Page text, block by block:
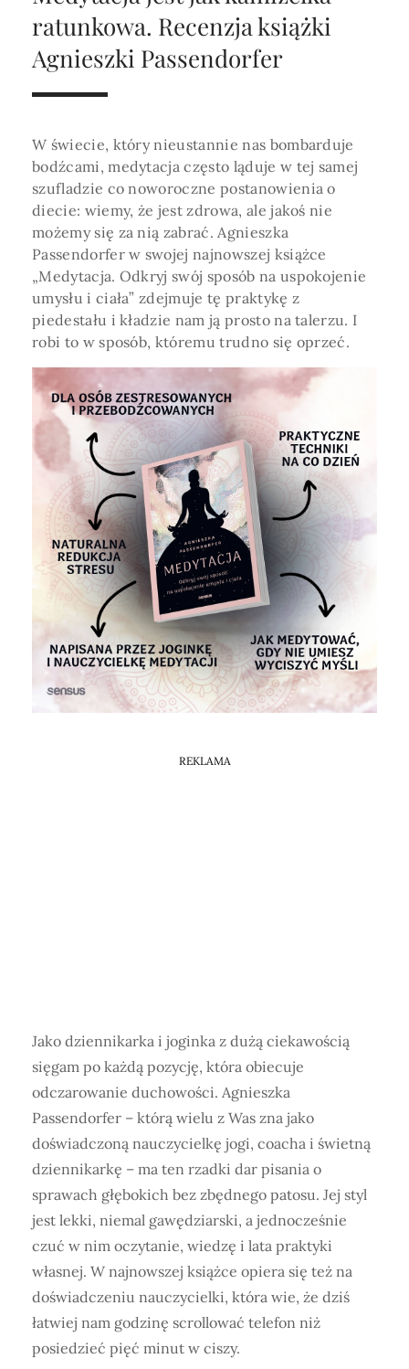
Horoskop Roczny 2026
Horoskop Miłosny
Horoskop Zdrowotny
Horoskop Numerologiczny
Horoskop Numerologiczny na 2026
Horoskop Ziołowy
Horoskop Chiński 2026
Horoskop Egipski
Horoskop Słowiański
Horoskop Mongolski
Magia
Amulety i talizmany
Niezwykły świat
Tarot3 karty
Magia imion
PrzepowiedniaWenus
Tarot Krzyż Celtycki
medycznej ani finansowej.
PROFIL
Zaloguj się lub dołącz
SZUKAJ
ZAPRASZAMY DO ŚLEDZENIA ASTROMAGII
ratunkowa. Recenzja książki
Agnieszki Passendorfer
W świecie, który nieustannie nas bombarduje
bodźcami, medytacja często ląduje w tej samej
szufladzie co noworoczne postanowienia o
diecie: wiemy, że jest zdrowa, ale jakoś nie
możemy się za nią zabrać. Agnieszka
Passendorfer w swojej najnowszej książce
„Medytacja. Odkryj swój sposób na uspokojenie
umysłu i ciała” zdejmuje tę praktykę z
piedestału i kładzie nam ją prosto na talerzu. I
robi to w sposób, któremu trudno się oprzeć.
REKLAMA
Jako dziennikarka i joginka z dużą ciekawością
sięgam po każdą pozycję, która obiecuje
odczarowanie duchowości. Agnieszka
Passendorfer – którą wielu z Was zna jako
doświadczoną nauczycielkę jogi, coacha i świetną
dziennikarkę – ma ten rzadki dar pisania o
sprawach głębokich bez zbędnego patosu. Jej styl
jest lekki, niemal gawędziarski, a jednocześnie
czuć w nim oczytanie, wiedzę i lata praktyki
własnej. W najnowszej książce opiera się też na
doświadczeniu nauczycielki, która wie, że dziś
łatwiej nam godzinę scrollować telefon niż
posiedzieć pięć minut w ciszy.